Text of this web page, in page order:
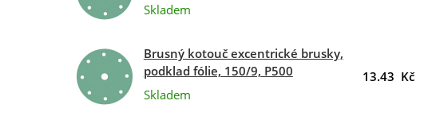
Skladem
Brusný kotouč excentrické brusky,
podklad fólie, 150/9, P500
Skladem
13.43 Kč